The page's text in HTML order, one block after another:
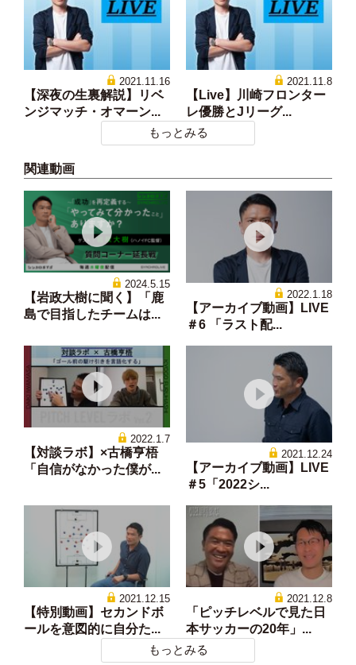
2021.11.16
【深夜の生裏解説】リベ
ンジマッチ・オマーン...
2021.11.8
【Live】川崎フロンター
レ優勝とJリーグ...
もっとみる
関連動画
2024.5.15
【岩政大樹に聞く】「鹿
島で目指したチームは...
2022.1.18
【アーカイブ動画】LIVE
＃6 「ラスト配...
2022.1.7
【対談ラボ】×古橋亨梧
「自信がなかった僕が...
2021.12.24
【アーカイブ動画】LIVE
＃5「2022シ...
2021.12.15
【特別動画】セカンドボ
ールを意図的に自分た...
2021.12.8
「ピッチレベルで見た日
本サッカーの20年」...
もっとみる